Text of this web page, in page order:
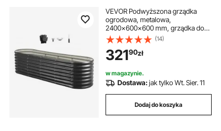
VEVOR Podwyższona grządka
ogrodowa, metalowa,
2400x600x600 mm, grządka do
sadzenia, grządka warzywna,
donica z otwartym dnem i
zaokrąglonymi krawędziami,
grządka kwiatowa, grządka
ziołowa, idealna do warzyw,
kwiatów, ziół i sukulentów
(14)
32190zł
w magazynie.
Dostawa:jak tylko Wt. Sier. 11
Dodaj do koszyka